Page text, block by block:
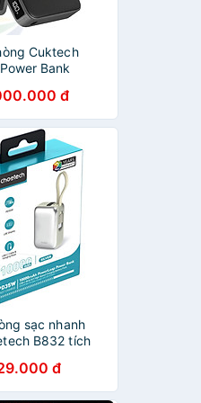
Cuktech
Bank
- Hàng chính
đ
sạc nhanh
B832 tích
đ